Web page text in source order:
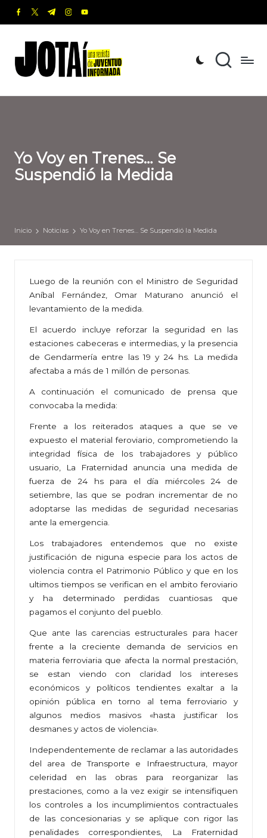
Saltar
contenido
facebook.com
twitter.com
t.me instagram.com
youtube.com
o
t
revista
de
Informada
Yo Voy en Trenes… Se
Suspendió la Medida
Inicio Noticias Yo Voy en Trenes… Se Suspendió la Medida
Luego de la reunión con el Ministro de Seguridad
Aníbal Fernández, Omar Maturano anunció el
levantamiento de la medida.
El acuerdo incluye reforzar la seguridad en las
estaciones cabeceras e intermedias, y la presencia
de Gendarmería entre las 19 y 24 hs. La medida
afectaba a más de 1 millón de personas.
A continuación el comunicado de prensa que
convocaba la medida:
Frente a los reiterados ataques a que se ve
expuesto el material feroviario, comprometiendo la
integridad física de los trabajadores y público
usuario, La Fraternidad anuncia una medida de
fuerza de 24 hs para el día miércoles 24 de
setiembre, las que se podran incrementar de no
adoptarse las medidas de seguridad necesarias
ante la emergencia.
Los trabajadores entendemos que no existe
justificación de niguna especie para los actos de
violencia contra el Patrimonio Público y que en los
ultimos tiempos se verifican en el ambito feroviario
y ha determinado perdidas cuantiosas que
pagamos el conjunto del pueblo.
Que ante las carencias estructurales para hacer
frente a la creciente demanda de servicios en
materia ferroviaria que afecta la normal prestación,
se estan viendo con claridad los intereses
económicos y políticos tendientes exaltar a la
opinión pública en torno al tema ferroviario y
algunos medios masivos «hasta justificar los
desmanes y actos de violencia».
Independentemente de reclamar a las autoridades
del area de Transporte e Infraestructura, mayor
celeridad en las obras para reorganizar las
prestaciones, como a la vez exigir se intensifiquen
los controles a los incumplimientos contractuales
de las concesionarias y se aplique con rigor las
penalidades correspondientes, La Fraternidad